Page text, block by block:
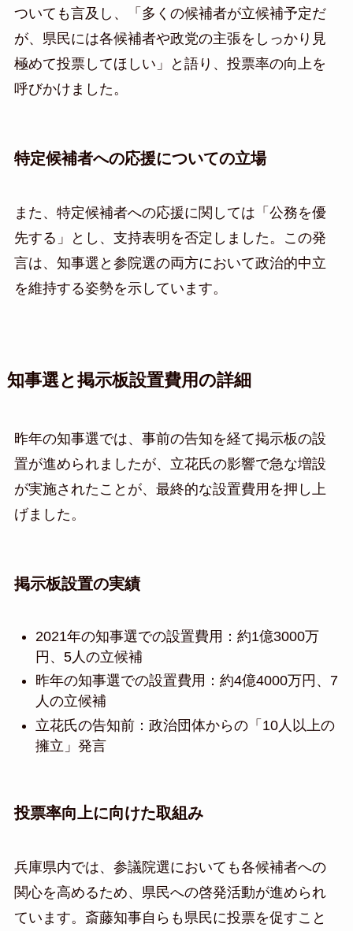
ついても言及し、「多くの候補者が立候補予定だ
が、県民には各候補者や政党の主張をしっかり見
極めて投票してほしい」と語り、投票率の向上を
呼びかけました。
特定候補者への応援についての立場
また、特定候補者への応援に関しては「公務を優
先する」とし、支持表明を否定しました。この発
言は、知事選と参院選の両方において政治的中立
を維持する姿勢を示しています。
知事選と掲示板設置費用の詳細
昨年の知事選では、事前の告知を経て掲示板の設
置が進められましたが、立花氏の影響で急な増設
が実施されたことが、最終的な設置費用を押し上
げました。
掲示板設置の実績
2021年の知事選での設置費用：約1億3000万
円、5人の立候補
昨年の知事選での設置費用：約4億4000万円、7
人の立候補
立花氏の告知前：政治団体からの「10人以上の
擁立」発言
投票率向上に向けた取組み
兵庫県内では、参議院選においても各候補者への
関心を高めるため、県民への啓発活動が進められ
ています。斎藤知事自らも県民に投票を促すこと